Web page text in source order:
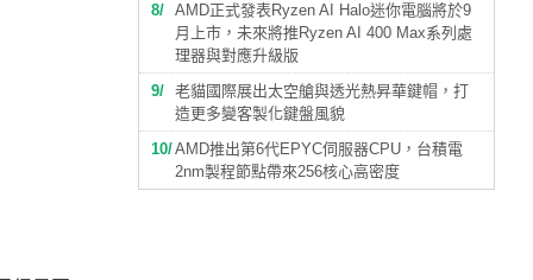
8
AMD正式發表Ryzen AI Halo迷你電腦將於9
月上市，未來將推Ryzen AI 400 Max系列處
理器與對應升級版
9
老貓國際展出太空艙與透光熱昇華鍵帽，打
造更多變客製化鍵盤風貌
10 AMD推出第6代EPYC伺服器CPU，台積電
2nm製程節點帶來256核心高密度